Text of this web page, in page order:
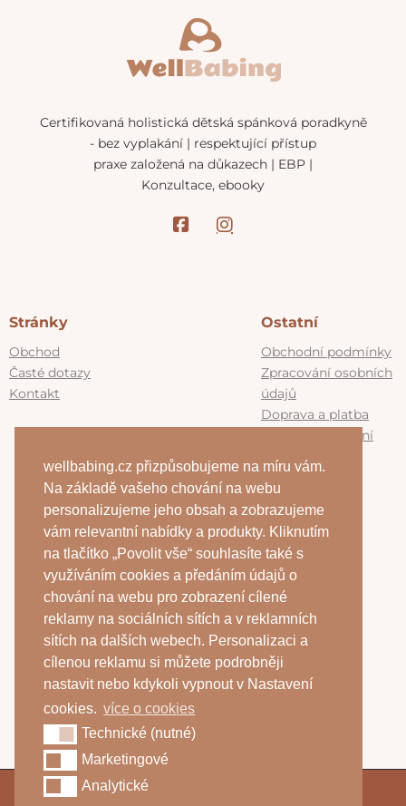
Certifikovaná holistická dětská spánková poradkyně
- bez vyplakání | respektující přístup
praxe založená na důkazech | EBP |
Konzultace, ebooky
Stránky
Obchod
Časté dotazy
Kontakt
Ostatní
Obchodní podmínky
Zpracování osobních
údajů
Doprava a platba
Výměna a vrácení
zboží
Program
WellBabing
Kontakty
+420 607 098 566
info@wellbabing.cz
Anna Ružičková
IČ: 10668365
DIČ: CZ9359083195
wellbabing.cz přizpůsobujeme na míru vám.
Na základě vašeho chování na webu
personalizujeme jeho obsah a zobrazujeme
vám relevantní nabídky a produkty. Kliknutím
na tlačítko „Povolit vše“ souhlasíte také s
využíváním cookies a předáním údajů o
chování na webu pro zobrazení cílené
reklamy na sociálních sítích a v reklamních
sítích na dalších webech. Personalizaci a
cílenou reklamu si můžete podrobněji
nastavit nebo kdykoli vypnout v Nastavení
cookies. více o cookies
Technické (nutné)
Technické (nutné)
Marketingové
Marketingové
AnalytickéAnalytické